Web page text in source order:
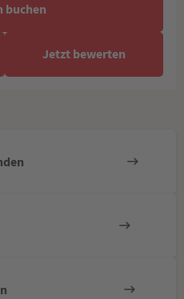
buchen
Jetzt bewerten